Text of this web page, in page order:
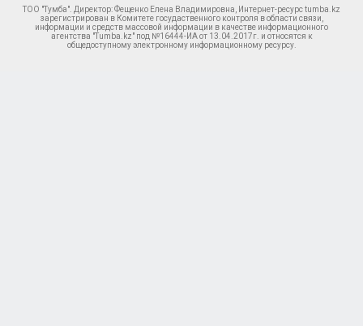
ТОО "Тумба". Директор: Фещенко Елена Владимировна, Интернет-ресурс tumba.kz
зарегистрирован в Комитете госудаственного контроля в области связи,
информации и средств массовой информации в качестве информационного
агентства "Tumba.kz" под №16444-ИА от 13.04.2017г. и относятся к
общедоступному электронному информационному ресурсу.